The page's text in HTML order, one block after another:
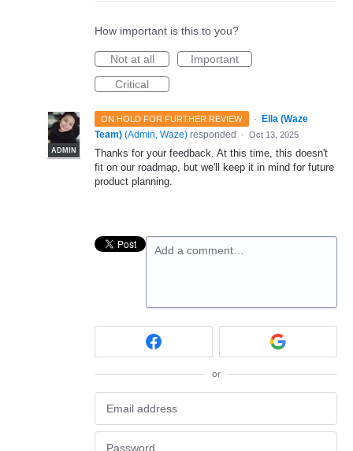
How important is this to you?
Not at all
Important
Critical
ON HOLD FOR FURTHER REVIEW ·
ADMIN
Ella (Waze
Team) (Admin, Waze) responded · Oct 13, 2025
Thanks for your feedback. At this time, this doesn't
fit on our roadmap, but we'll keep it in mind for future
product planning.
Add a comment…
or